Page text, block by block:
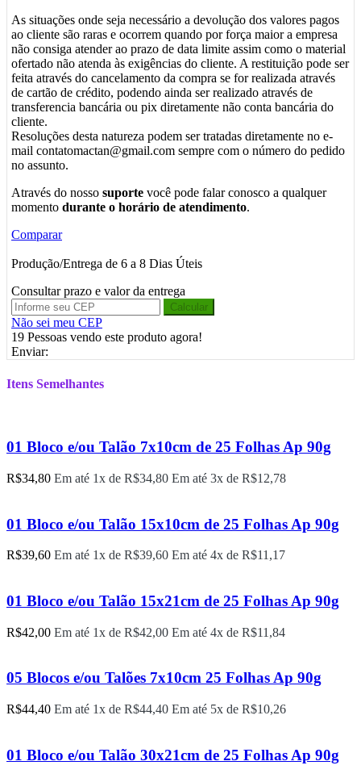
As situações onde seja necessário a devolução dos valores pagos
ao cliente são raras e ocorrem quando por força maior a empresa
não consiga atender ao prazo de data limite assim como o material
ofertado não atenda às exigências do cliente. A restituição pode ser
feita através do cancelamento da compra se for realizada através
de cartão de crédito, podendo ainda ser realizado através de
transferencia bancária ou pix diretamente não conta bancária do
cliente.
Resoluções desta natureza podem ser tratadas diretamente no e-
mail contatomactan@gmail.com sempre com o número do pedido
no assunto.
Através do nosso suporte você pode falar conosco a qualquer
momento durante o horário de atendimento.
Comparar
Produção/Entrega de 6 a 8 Dias Úteis
Consultar prazo e valor da entrega
Calcular
Não sei meu CEP
19 Pessoas vendo este produto agora!
Enviar:
Itens Semelhantes
01 Bloco e/ou Talão 7x10cm de 25 Folhas Ap 90g
R$34,80 Em até 1x de R$34,80 Em até 3x de R$12,78
01 Bloco e/ou Talão 15x10cm de 25 Folhas Ap 90g
R$39,60 Em até 1x de R$39,60 Em até 4x de R$11,17
01 Bloco e/ou Talão 15x21cm de 25 Folhas Ap 90g
R$42,00 Em até 1x de R$42,00 Em até 4x de R$11,84
05 Blocos e/ou Talões 7x10cm 25 Folhas Ap 90g
R$44,40 Em até 1x de R$44,40 Em até 5x de R$10,26
01 Bloco e/ou Talão 30x21cm de 25 Folhas Ap 90g